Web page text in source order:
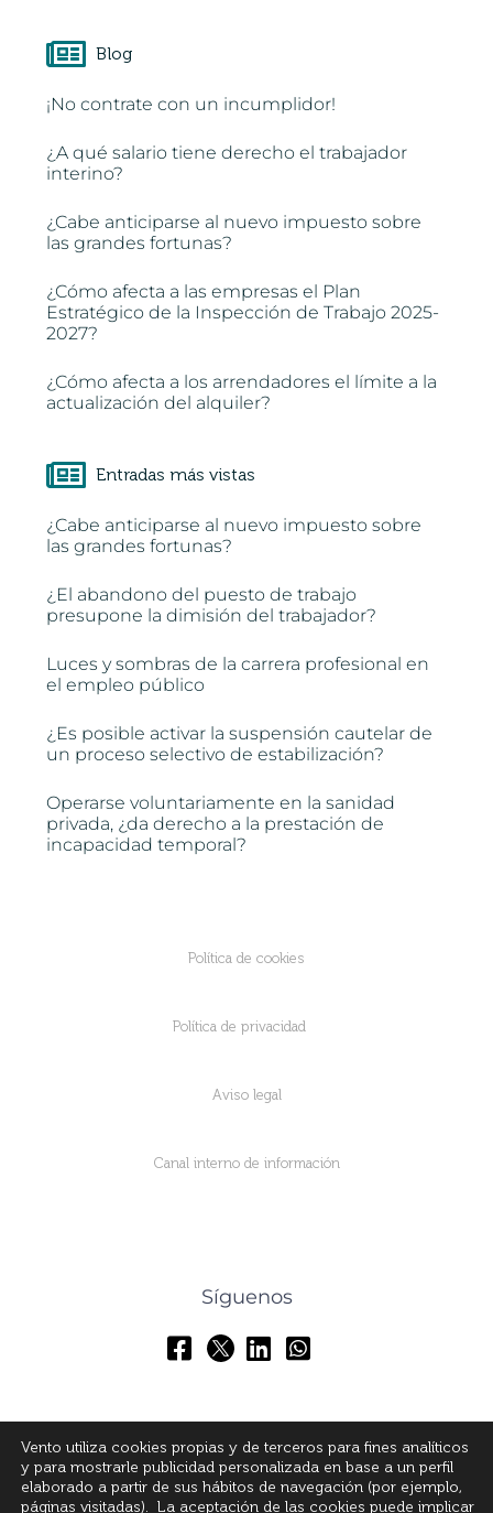
Blog
¡No contrate con un incumplidor!
¿A qué salario tiene derecho el trabajador
interino?
¿Cabe anticiparse al nuevo impuesto sobre
las grandes fortunas?
¿Cómo afecta a las empresas el Plan
Estratégico de la Inspección de Trabajo 2025-
2027?
¿Cómo afecta a los arrendadores el límite a la
actualización del alquiler?
Entradas más vistas
¿Cabe anticiparse al nuevo impuesto sobre
las grandes fortunas?
¿El abandono del puesto de trabajo
presupone la dimisión del trabajador?
Luces y sombras de la carrera profesional en
el empleo público
¿Es posible activar la suspensión cautelar de
un proceso selectivo de estabilización?
Operarse voluntariamente en la sanidad
privada, ¿da derecho a la prestación de
incapacidad temporal?
Política de cookies
Política de privacidad
Aviso legal
Canal interno de información
Síguenos
Vento utiliza cookies propias y de terceros para fines analíticos
y para mostrarle publicidad personalizada en base a un perfil
elaborado a partir de sus hábitos de navegación (por ejemplo,
páginas visitadas). La aceptación de las cookies puede implicar